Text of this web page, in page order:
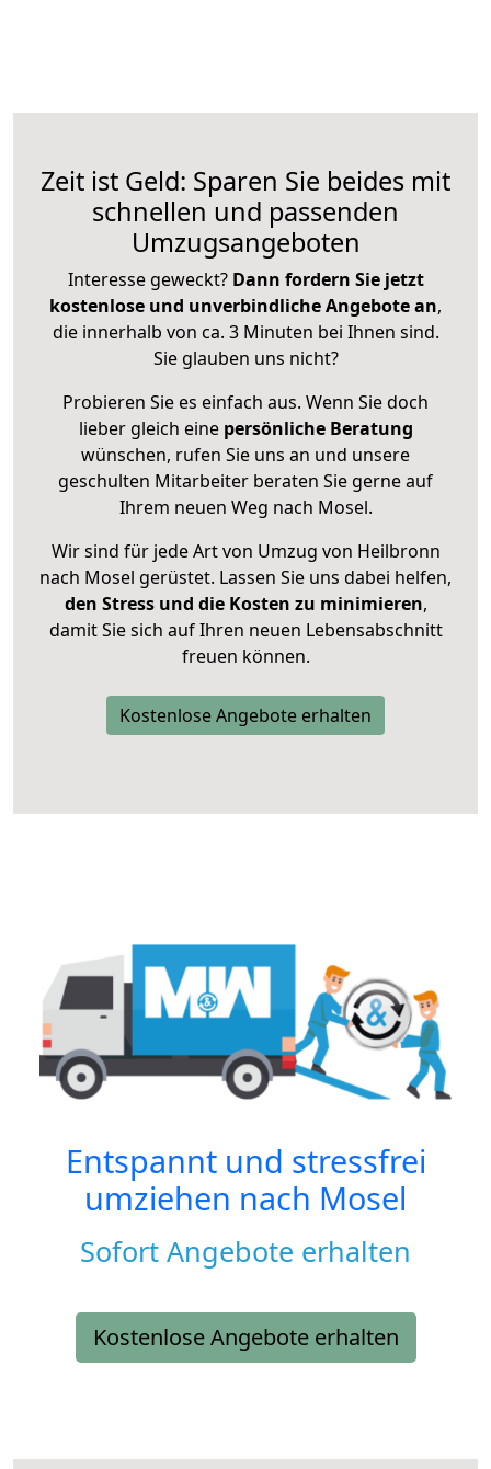
Zeit ist Geld: Sparen Sie beides mit
schnellen und passenden
Umzugsangeboten
Interesse geweckt? Dann fordern Sie jetzt
kostenlose und unverbindliche Angebote an,
die innerhalb von ca. 3 Minuten bei Ihnen sind.
Sie glauben uns nicht?
Probieren Sie es einfach aus. Wenn Sie doch
lieber gleich eine persönliche Beratung
wünschen, rufen Sie uns an und unsere
geschulten Mitarbeiter beraten Sie gerne auf
Ihrem neuen Weg nach Mosel.
Wir sind für jede Art von Umzug von Heilbronn
nach Mosel gerüstet. Lassen Sie uns dabei helfen,
den Stress und die Kosten zu minimieren,
damit Sie sich auf Ihren neuen Lebensabschnitt
freuen können.
Kostenlose Angebote erhalten
Entspannt und stressfrei
umziehen nach Mosel
Sofort Angebote erhalten
Kostenlose Angebote erhalten